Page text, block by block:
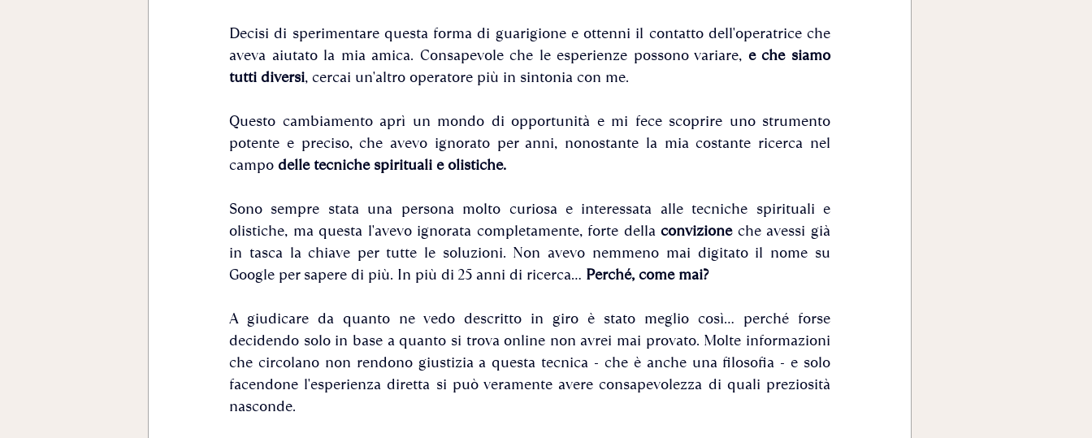
Decisi di sperimentare questa forma di guarigione e ottenni il contatto dell'operatrice che
aveva aiutato la mia amica. Consapevole che le esperienze possono variare, e che siamo
tutti diversi, cercai un'altro operatore più in sintonia con me.
Questo cambiamento aprì un mondo di opportunità e mi fece scoprire uno strumento
potente e preciso, che avevo ignorato per anni, nonostante la mia costante ricerca nel
campo delle tecniche spirituali e olistiche.
Sono sempre stata una persona molto curiosa e interessata alle tecniche spirituali e
olistiche, ma questa l'avevo ignorata completamente, forte della convizione che avessi già
in tasca la chiave per tutte le soluzioni. Non avevo nemmeno mai digitato il nome su
Google per sapere di più. In più di 25 anni di ricerca... Perché, come mai?
A giudicare da quanto ne vedo descritto in giro è stato meglio così... perché forse
decidendo solo in base a quanto si trova online non avrei mai provato. Molte informazioni
che circolano non rendono giustizia a questa tecnica - che è anche una filosofia - e solo
facendone l'esperienza diretta si può veramente avere consapevolezza di quali preziosità
nasconde.